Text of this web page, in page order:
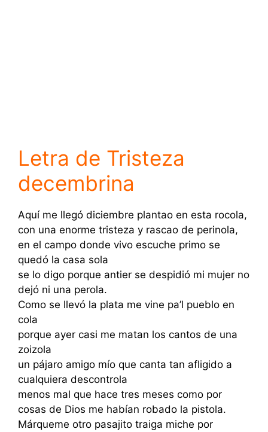
Letra de Tristeza
decembrina
Aquí me llegó diciembre plantao en esta rocola,
con una enorme tristeza y rascao de perinola,
en el campo donde vivo escuche primo se
quedó la casa sola
se lo digo porque antier se despidió mi mujer no
dejó ni una perola.
Como se llevó la plata me vine pa’l pueblo en
cola
porque ayer casi me matan los cantos de una
zoizola
un pájaro amigo mío que canta tan afligido a
cualquiera descontrola
menos mal que hace tres meses como por
cosas de Dios me habían robado la pistola.
Márqueme otro pasajito traiga miche por